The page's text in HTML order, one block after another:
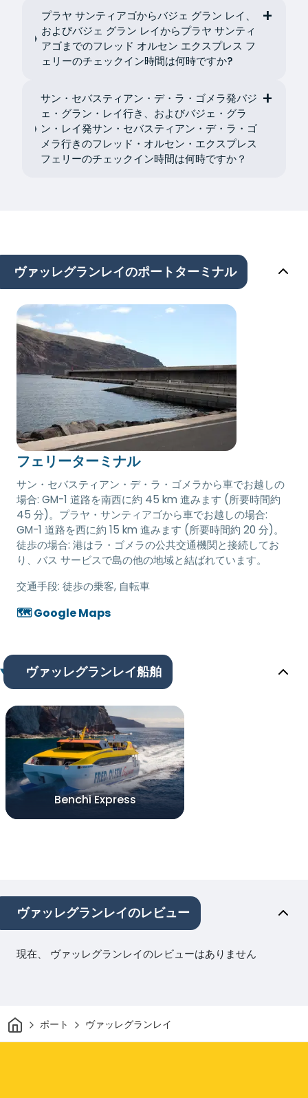
プラヤ サンティアゴからバジェ グラン レイ、
およびバジェ グラン レイからプラヤ サンティ
アゴまでのフレッド オルセン エクスプレス フ
ェリーのチェックイン時間は何時ですか?
サン・セバスティアン・デ・ラ・ゴメラ発バジ
ェ・グラン・レイ行き、およびバジェ・グラ
ン・レイ発サン・セバスティアン・デ・ラ・ゴ
メラ行きのフレッド・オルセン・エクスプレス
フェリーのチェックイン時間は何時ですか？
ヴァッレグランレイのポートターミナル
フェリーターミナル
サン・セバスティアン・デ・ラ・ゴメラから車でお越しの
場合: GM-1 道路を南西に約 45 km 進みます (所要時間約
45 分)。プラヤ・サンティアゴから車でお越しの場合:
GM-1 道路を西に約 15 km 進みます (所要時間約 20 分)。
徒歩の場合: 港はラ・ゴメラの公共交通機関と接続してお
り、バス サービスで島の他の地域と結ばれています。
交通手段: 徒歩の乗客, 自転車
🗺️ Google Maps
ヴァッレグランレイ船舶
Benchi Express
ヴァッレグランレイのレビュー
現在、 ヴァッレグランレイのレビューはありません
家 ポート ヴァッレグランレイ